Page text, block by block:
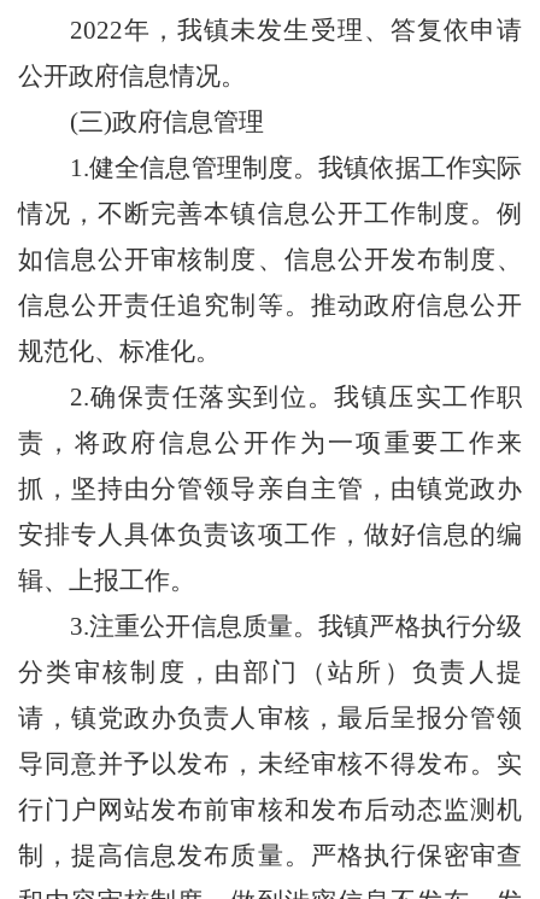
2022年，我镇未发生受理、答复依申请
公开政府信息情况。
(三)政府信息管理
1.健全信息管理制度。我镇依据工作实际
情况，不断完善本镇信息公开工作制度。例
如信息公开审核制度、信息公开发布制度、
信息公开责任追究制等。推动政府信息公开
规范化、标准化。
2.确保责任落实到位。我镇压实工作职
责，将政府信息公开作为一项重要工作来
抓，坚持由分管领导亲自主管，由镇党政办
安排专人具体负责该项工作，做好信息的编
辑、上报工作。
3.注重公开信息质量。我镇严格执行分级
分类审核制度，由部门（站所）负责人提
请，镇党政办负责人审核，最后呈报分管领
导同意并予以发布，未经审核不得发布。实
行门户网站发布前审核和发布后动态监测机
制，提高信息发布质量。严格执行保密审查